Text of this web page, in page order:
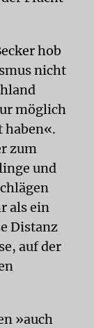
hob
nicht
möglich
haben«.
zum
und
als ein
Distanz
auf der
»auch